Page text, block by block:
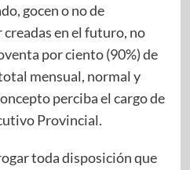
gocen o no de
en el futuro, no
por ciento (90%) de
mensual, normal y
perciba el cargo de
Provincial.
toda disposición que